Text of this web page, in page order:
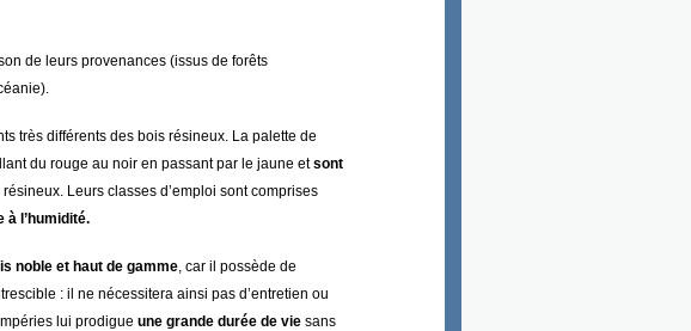
de leurs provenances (issus de forêts
très différents des bois résineux. La palette de
du rouge au noir en passant par le jaune etsont
résineux. Leurs classes d’emploi sont comprises
l’humidité.
noble et haut de gamme, car il possède de
: il ne nécessitera ainsi pas d’entretien ou
lui prodigue une grande durée de vie sans